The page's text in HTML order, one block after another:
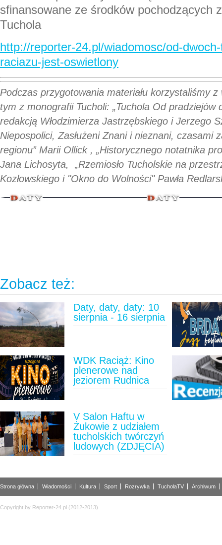
sfinansowane ze środków pochodzących
Tuchola
http://reporter-24.pl/wiadomosc/od-
raciazu-jest-oswietlony
Podczas przygotowania materiału korzystaliśmy z
tym z monografii Tucholi: „Tuchola Od pradziejów
redakcją Włodzimierza Jastrzębskiego i Jerzego
Niepospolici, Zasłużeni Znani i nieznani, czasami
regionu” Marii Ollick , „Historycznego notatnika
Jana Lichosyta, „Rzemiosło Tucholskie na
Kozłowskiego i "Okno do Wolności" Pawła
Zobacz też:
Daty, daty, daty: 10
sierpnia - 16 sierpnia
WDK Raciąż: Kino
plenerowe nad
jeziorem Rudnica
V Salon Haftu w
Żukowie z udziałem
tucholskich twórczyń
ludowych (ZDJĘCIA)
Strona główna Wiadomości Kultura Sport Rozrywka TucholaTV Archiwum
Copyright by Reporter-24.pl (2012-2013)